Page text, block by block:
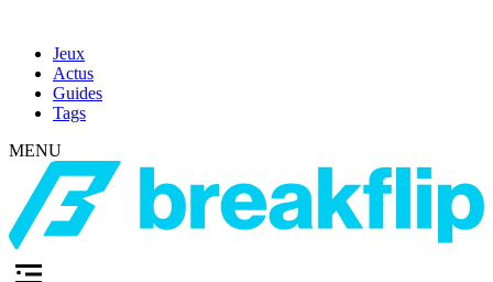
Jeux
Actus
Guides
Tags
MENU